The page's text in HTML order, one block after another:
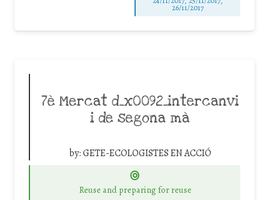
26/11/2017
7è Mercat d_x0092_intercanvi
i de segona mà
by:GETE-ECOLOGISTES EN ACCIÓ
Reuse and preparing for reuse